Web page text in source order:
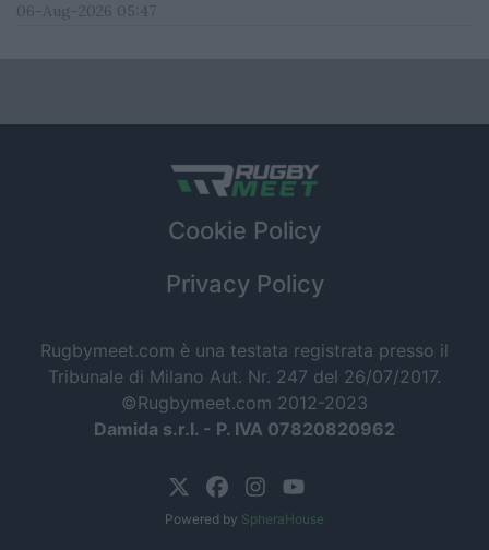
06-Aug-2026 05:47
Cookie Policy
Privacy Policy
Rugbymeet.com è una testata registrata presso il
Tribunale di Milano Aut. Nr. 247 del 26/07/2017.
©Rugbymeet.com 2012-2023
Damida s.r.l. - P. IVA 07820820962
Powered by SpheraHouse